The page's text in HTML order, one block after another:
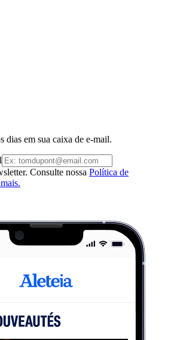
dias em sua caixa de e-mail.
Consulte nossa Política de